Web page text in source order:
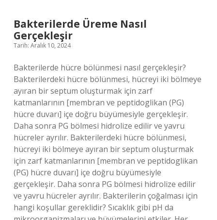
Bakterilerde Üreme Nasıl
Gerçekleşir
Tarih: Aralık 10, 2024
Bakterilerde hücre bölünmesi nasıl gerçekleşir?
Bakterilerdeki hücre bölünmesi, hücreyi iki bölmeye
ayıran bir septum oluşturmak için zarf
katmanlarının [membran ve peptidoglikan (PG)
hücre duvarı] içe doğru büyümesiyle gerçekleşir.
Daha sonra PG bölmesi hidrolize edilir ve yavru
hücreler ayrılır. Bakterilerdeki hücre bölünmesi,
hücreyi iki bölmeye ayıran bir septum oluşturmak
için zarf katmanlarının [membran ve peptidoglikan
(PG) hücre duvarı] içe doğru büyümesiyle
gerçekleşir. Daha sonra PG bölmesi hidrolize edilir
ve yavru hücreler ayrılır. Bakterilerin çoğalması için
hangi koşullar gereklidir? Sıcaklık gibi pH da